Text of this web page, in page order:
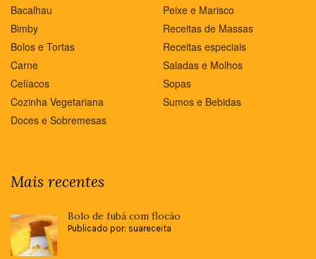
Bacalhau
Bimby
Bolos e Tortas
Carne
Celíacos
Cozinha Vegetariana
Doces e Sobremesas
Peixe e Marisco
Receitas de Massas
Receitas especiais
Saladas e Molhos
Sopas
Sumos e Bebidas
Mais recentes
Bolo de fubá com flocão
Publicado por: suareceita